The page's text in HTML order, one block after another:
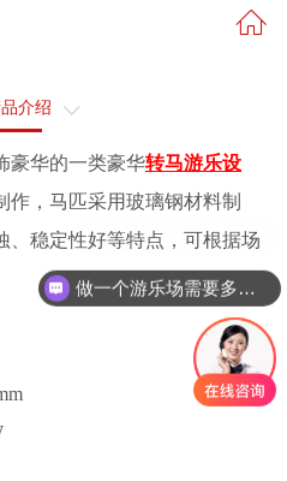
介绍
服务
豪华的一类豪华转马游乐设
作，马匹采用玻璃钢材料制
、稳定性好等特点，可根据场
跳楼机多少钱一套？
做一个游乐场需要多少钱？